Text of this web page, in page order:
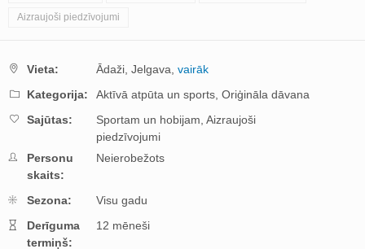
Aizraujoši piedzīvojumi
Vieta: Ādaži, Jelgava, vairāk
Kategorija:
Aktīvā atpūta un sports, Oriģināla dāvana
Sajūtas:
Sportam un hobijam, Aizraujoši
piedzīvojumi
Personu
skaits:
Neierobežots
Sezona:
Visu gadu
Derīguma
termiņš:
12 mēneši